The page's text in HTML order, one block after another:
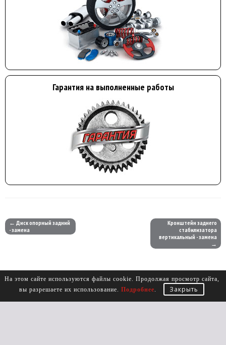
Гарантия на выполненные работы
← Диск опорный задний
- замена
Кронштейн заднего
стабилизатора
вертикальный - замена
→
На этом сайте используются файлы cookie. Продолжая просмотр сайта,
вы разрешаете их использование. Подробнее. Закрыть